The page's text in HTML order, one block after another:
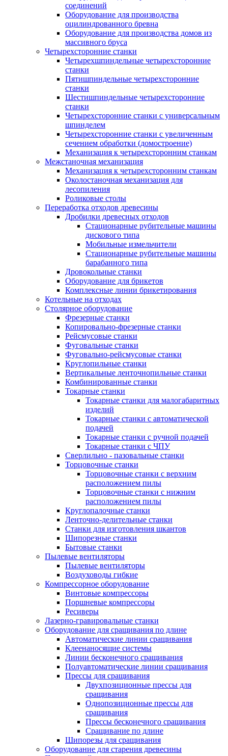
соединений
Оборудование для производства
оцилиндрованного бревна
Оборудование для производства домов из
массивного бруса
Четырехсторонние станки
Четырехшпиндельные четырехсторонние
станки
Пятишпиндельные четырехсторонние
станки
Шестишпиндельные четырехсторонние
станки
Четырехсторонние станки с универсальным
шпинделем
Четырехсторонние станки с увеличенным
сечением обработки (домостроение)
Механизация к четырехсторонним станкам
Межстаночная механизация
Механизация к четырехсторонним станкам
Околостаночная механизация для
лесопиления
Роликовые столы
Переработка отходов древесины
Дробилки древесных отходов
Стационарные рубительные машины
дискового типа
Мобильные измельчители
Стационарные рубительные машины
барабанного типа
Дровокольные станки
Оборудование для брикетов
Комплексные линии брикетирования
Котельные на отходах
Столярное оборудование
Фрезерные станки
Копировально-фрезерные станки
Рейсмусовые станки
Фуговальные станки
Фуговально-рейсмусовые станки
Круглопильные станки
Вертикальные ленточнопильные станки
Комбинированные станки
Токарные станки
Токарные станки для малогабаритных
изделий
Токарные станки с автоматической
подачей
Токарные станки с ручной подачей
Токарные станки с ЧПУ
Сверлильно - пазовальные станки
Торцовочные станки
Торцовочные станки с верхним
расположением пилы
Торцовочные станки с нижним
расположением пилы
Круглопалочные станки
Ленточно-делительные станки
Станки для изготовления шкантов
Шипорезные станки
Бытовые станки
Пылевые вентиляторы
Пылевые вентиляторы
Воздуховоды гибкие
Компрессорное оборудование
Винтовые компрессоры
Поршневые компрессоры
Ресиверы
Лазерно-гравировальные станки
Оборудование для сращивания по длине
Автоматические линии сращивания
Клеенаносящие системы
Линии бесконечного сращивания
Полуавтоматические линии сращивания
Прессы для сращивания
Двухпозиционные прессы для
сращивания
Однопозиционные прессы для
сращивания
Прессы бесконечного сращивания
Сращивание по длине
Шипорезы для сращивания
Оборудование для старения древесины